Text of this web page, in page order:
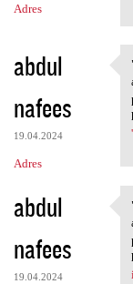
Adres
abdul
nafees
19.04.2024
Adres
abdul
nafees
19.04.2024